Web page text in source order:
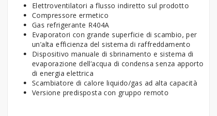
Elettroventilatori a flusso indiretto sul prodotto
Compressore ermetico
Gas refrigerante R404A
Evaporatori con grande superficie di scambio, per
un’alta efficienza del sistema di raffreddamento
Dispositivo manuale di sbrinamento e sistema di
evaporazione dell’acqua di condensa senza apporto
di energia elettrica
Scambiatore di calore liquido/gas ad alta capacità
Versione predisposta con gruppo remoto